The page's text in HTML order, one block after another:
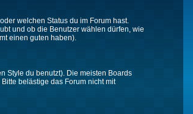
welchen Status du im Forum hast.
und ob die Benutzer wählen dürfen, wie
einen guten haben).
Style du benutzt). Die meisten Boards
belästige das Forum nicht mit